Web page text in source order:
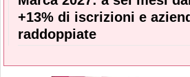
+13% di iscrizioni e
raddoppiate